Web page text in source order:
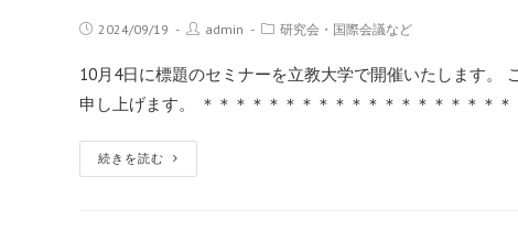
2024/09/19 admin 研究会・国際会議など
10月4日に標題のセミナーを立教大学で開催いたします。
申し上げます。 ＊＊＊＊＊＊＊＊＊＊＊＊＊＊＊＊＊＊
続きを読む